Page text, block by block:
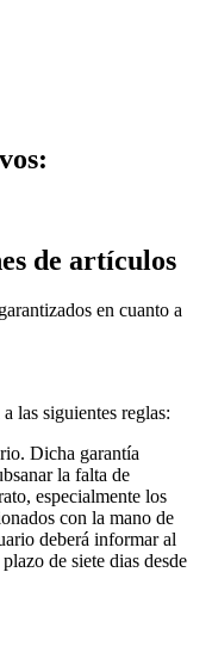
:
de artículos
en cuanto a
las siguientes reglas:
Dicha garantía
la falta de
especialmente los
con la mano de
deberá informar al
de siete dias desde